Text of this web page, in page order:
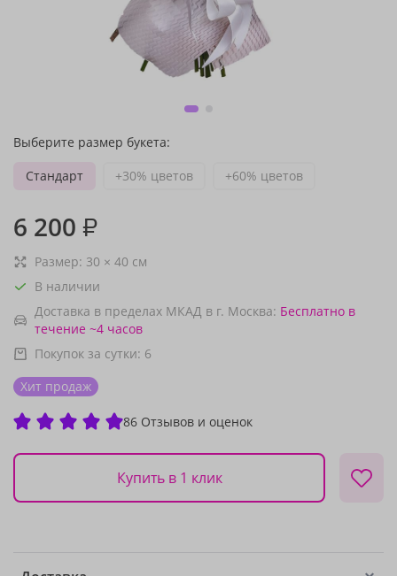
Выберите размер букета:
Стандарт
+30% цветов +60% цветов
6 200 ₽
Размер: 30 × 40 см
В наличии
Доставка в пределах МКАД в г. Москва: Бесплатно в
течение ~4 часов
Покупок за сутки: 6
Хит продаж
86 Отзывов и оценок
Купить в 1 клик